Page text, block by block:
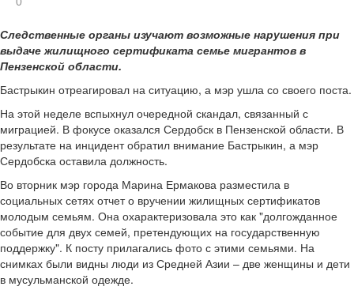
Следственные органы изучают возможные нарушения при
выдаче жилищного сертификата семье мигрантов в
Пензенской области.
Бастрыкин отреагировал на ситуацию, а мэр ушла со своего поста.
На этой неделе вспыхнул очередной скандал, связанный с
миграцией. В фокусе оказался Сердобск в Пензенской области. В
результате на инцидент обратил внимание Бастрыкин, а мэр
Сердобска оставила должность.
Во вторник мэр города Марина Ермакова разместила в
социальных сетях отчет о вручении жилищных сертификатов
молодым семьям. Она охарактеризовала это как "долгожданное
событие для двух семей, претендующих на государственную
поддержку". К посту прилагались фото с этими семьями. На
снимках были видны люди из Средней Азии – две женщины и дети
в мусульманской одежде.